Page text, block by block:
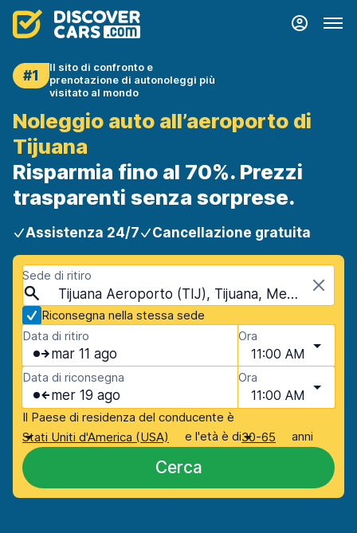
#1
Il sito di confronto e
prenotazione di autonoleggi più
visitato al mondo
Noleggio auto all’aeroporto di
Tijuana
Risparmia fino al 70%. Prezzi
trasparenti senza sorprese.
Assistenza 24/7 Cancellazione gratuita
Sede di ritiro
Tijuana Aeroporto (TIJ), Tijuana, Messico
Riconsegna nella stessa sede
Data di ritiro
mar 11 ago
Ora
11:00 AM
Data di riconsegna
mer 19 ago
Ora
11:00 AM
Il Paese di residenza del conducente è
Stati Uniti d'America (USA)
e l'età è di30-65 anni
Cerca